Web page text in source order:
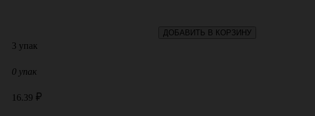
ДОБАВИТЬ В КОРЗИНУ
3 упак
0 упак
16.39